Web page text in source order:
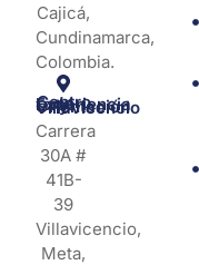
Cajicá,
Cundinamarca,
Colombia.
Centro de Experiencia y Orientación Villavicencio
Carrera
30A #
41B-
39
Villavicencio,
Meta,